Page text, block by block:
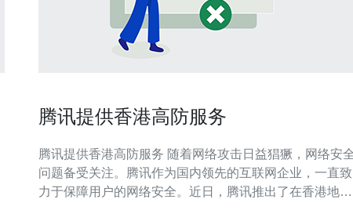
腾讯提供香港高防服务
腾讯提供香港高防服务 随着网络攻击日益猖獗，网络安全
问题备受关注。腾讯作为国内领先的互联网企业，一直致
力于保障用户的网络安全。近日，腾讯推出了在香港地区